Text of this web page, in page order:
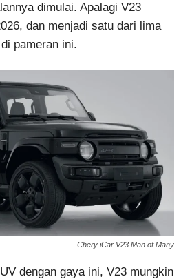
dimulai. Apalagi V23
dan menjadi satu dari lima
pameran ini.
Chery iCar V23 Man of Many
dengan gaya ini, V23 mungkin